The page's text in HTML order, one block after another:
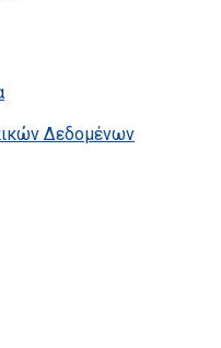
Δεδομένων